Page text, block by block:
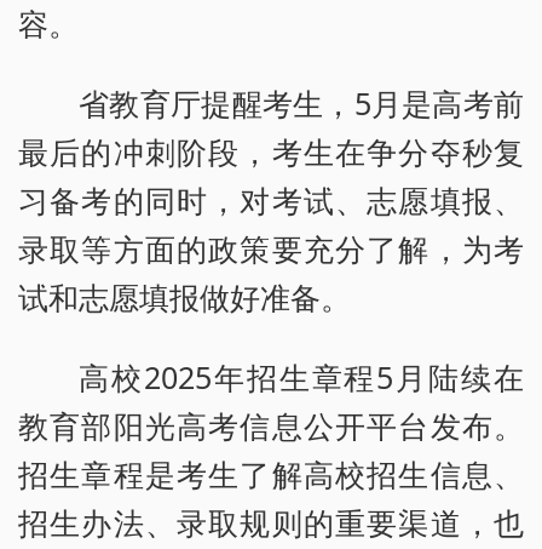
容。
省教育厅提醒考生，5月是高考前
最后的冲刺阶段，考生在争分夺秒复
习备考的同时，对考试、志愿填报、
录取等方面的政策要充分了解，为考
试和志愿填报做好准备。
高校2025年招生章程5月陆续在
教育部阳光高考信息公开平台发布。
招生章程是考生了解高校招生信息、
招生办法、录取规则的重要渠道，也